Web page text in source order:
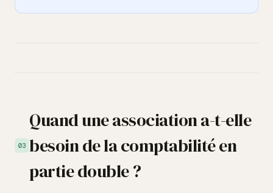
03
Quand une association a-t-elle
besoin de la comptabilité en
partie double ?